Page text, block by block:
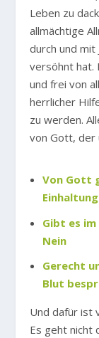
Leben zu
allmächtige
durch und mit
versöhnt hat.
und frei von
herrlicher
zu werden.
von Gott, der
Von Gott
Gibt es im
Nein
Gerecht
Blut
Und dafür ist
Es geht nicht